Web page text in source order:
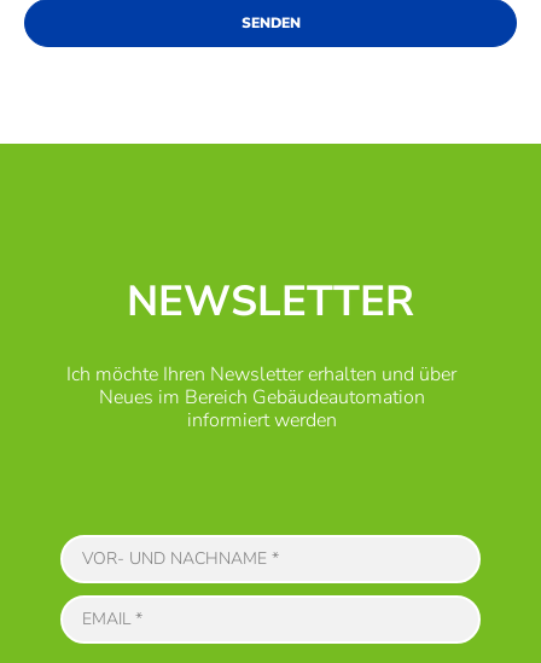
SENDEN
NEWSLETTER
Ich möchte Ihren Newsletter erhalten und über
Neues im Bereich Gebäudeautomation
informiert werden